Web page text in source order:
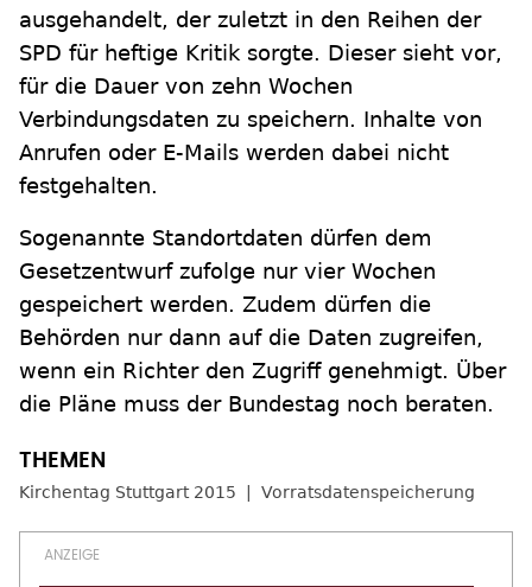
ausgehandelt, der zuletzt in den Reihen der
SPD für heftige Kritik sorgte. Dieser sieht vor,
für die Dauer von zehn Wochen
Verbindungsdaten zu speichern. Inhalte von
Anrufen oder E-Mails werden dabei nicht
festgehalten.
Sogenannte Standortdaten dürfen dem
Gesetzentwurf zufolge nur vier Wochen
gespeichert werden. Zudem dürfen die
Behörden nur dann auf die Daten zugreifen,
wenn ein Richter den Zugriff genehmigt. Über
die Pläne muss der Bundestag noch beraten.
Kirchentag Stuttgart 2015 Vorratsdatenspeicherung